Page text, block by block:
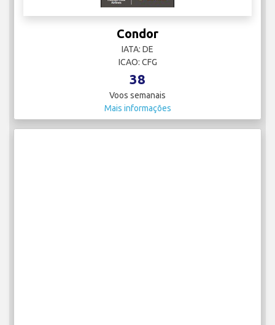
Condor
IATA: DE
ICAO: CFG
38
Voos semanais
Mais informações